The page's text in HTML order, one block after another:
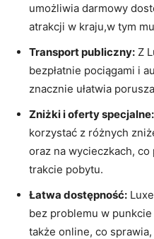
umożliwia ⁣darmowy
atrakcji‍ w kraju,w tym
Transport publiczny: Z
bezpłatnie pociągami​ i
znacznie ułatwia
Zniżki​ i oferty specjalne:
‌korzystać⁢ z⁤ różnych
oraz na wycieczkach,
trakcie pobytu.
Łatwa dostępność:
bez problemu w
także online, co